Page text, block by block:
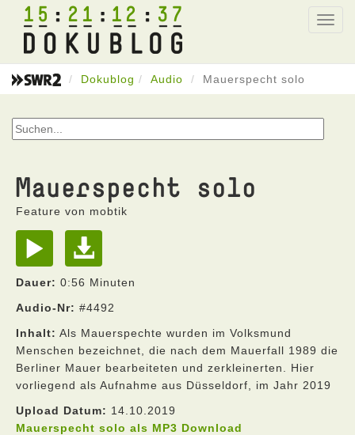
15 21 12 37
Dokublog Audio Mauerspecht solo
Mauerspecht solo
Feature von mobtik
Dauer: 0:56 Minuten
Audio-Nr: #4492
Inhalt: Als Mauerspechte wurden im Volksmund
Menschen bezeichnet, die nach dem Mauerfall 1989 die
Berliner Mauer bearbeiteten und zerkleinerten. Hier
vorliegend als Aufnahme aus Düsseldorf, im Jahr 2019
Upload Datum: 14.10.2019
Mauerspecht solo als MP3 Download